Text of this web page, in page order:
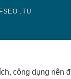
.TU
công dụng nên